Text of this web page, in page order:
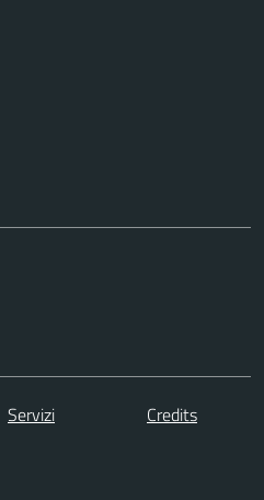
Servizi
Credits